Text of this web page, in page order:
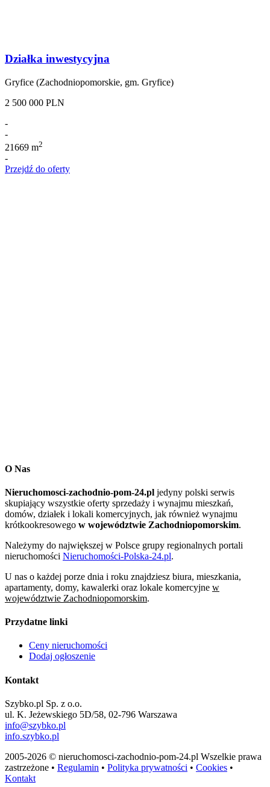
Działka inwestycyjna
Gryfice (Zachodniopomorskie, gm. Gryfice)
2 500 000 PLN
-
-
21669 m2
-
Przejdź do oferty
O Nas
Nieruchomosci-zachodnio-pom-24.pl jedyny polski serwis
skupiający wszystkie oferty sprzedaży i wynajmu mieszkań,
domów, działek i lokali komercyjnych, jak również wynajmu
krótkookresowego w województwie Zachodniopomorskim.
Należymy do największej w Polsce grupy regionalnych portali
nieruchomości Nieruchomości-Polska-24.pl.
U nas o każdej porze dnia i roku znajdziesz biura, mieszkania,
apartamenty, domy, kawalerki oraz lokale komercyjne w
województwie Zachodniopomorskim.
Przydatne linki
Ceny nieruchomości
Dodaj ogłoszenie
Kontakt
Szybko.pl Sp. z o.o.
ul. K. Jeżewskiego 5D/58, 02-796 Warszawa
info@szybko.pl
info.szybko.pl
2005-2026 © nieruchomosci-zachodnio-pom-24.pl Wszelkie prawa
zastrzeżone • Regulamin • Polityka prywatności • Cookies •
Kontakt